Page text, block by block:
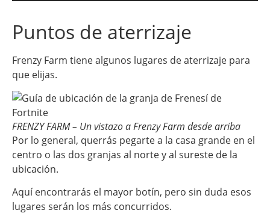
Puntos de aterrizaje
Frenzy Farm tiene algunos lugares de aterrizaje para
que elijas.
FRENZY FARM – Un vistazo a Frenzy Farm desde arriba
Por lo general, querrás pegarte a la casa grande en el
centro o las dos granjas al norte y al sureste de la
ubicación.
Aquí encontrarás el mayor botín, pero sin duda esos
lugares serán los más concurridos.